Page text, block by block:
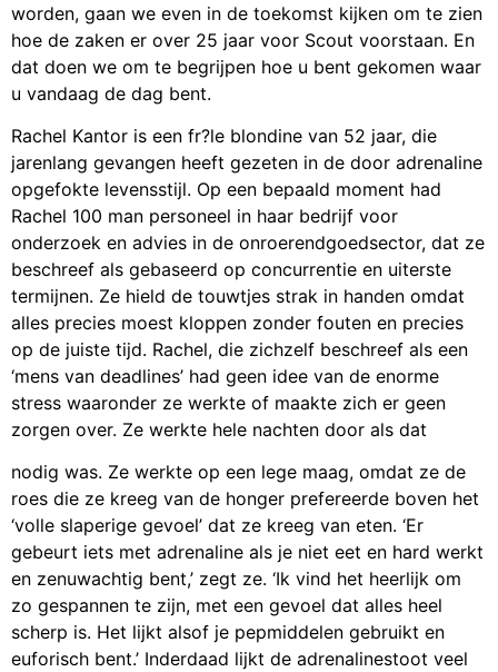
worden, gaan we even in de toekomst kijken om te zien
hoe de zaken er over 25 jaar voor Scout voorstaan. En
dat doen we om te begrijpen hoe u bent gekomen waar
u vandaag de dag bent.
Rachel Kantor is een fr?le blondine van 52 jaar, die
jarenlang gevangen heeft gezeten in de door adrenaline
opgefokte levensstijl. Op een bepaald moment had
Rachel 100 man personeel in haar bedrijf voor
onderzoek en advies in de onroerendgoedsector, dat ze
beschreef als gebaseerd op concurrentie en uiterste
termijnen. Ze hield de touwtjes strak in handen omdat
alles precies moest kloppen zonder fouten en precies
op de juiste tijd. Rachel, die zichzelf beschreef als een
‘mens van deadlines’ had geen idee van de enorme
stress waaronder ze werkte of maakte zich er geen
zorgen over. Ze werkte hele nachten door als dat
nodig was. Ze werkte op een lege maag, omdat ze de
roes die ze kreeg van de honger prefereerde boven het
‘volle slaperige gevoel’ dat ze kreeg van eten. ‘Er
gebeurt iets met adrenaline als je niet eet en hard werkt
en zenuwachtig bent,’ zegt ze. ‘Ik vind het heerlijk om
zo gespannen te zijn, met een gevoel dat alles heel
scherp is. Het lijkt alsof je pepmiddelen gebruikt en
euforisch bent.’ Inderdaad lijkt de adrenalinestoot veel